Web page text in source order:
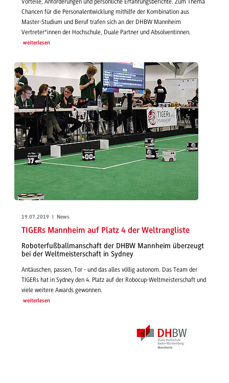
Chancen für die Personalentwicklung mithilfe der Kombination aus
Master-Studium und Beruf trafen sich an der DHBW Mannheim
Vertreter*innen der Hochschule, Duale Partner und Absolventinnen.
weiterlesen
19.07.2019 | News
TIGERs Mannheim auf Platz 4 der Weltrangliste
Roboterfußballmanschaft der DHBW Mannheim überzeugt
bei der Weltmeisterschaft in Sydney
Antäuschen, passen, Tor - und das alles völlig autonom. Das Team der
TIGERs hat in Sydney den 4. Platz auf der Robocup-Weltmeisterschaft und
viele weitere Awards gewonnen.
weiterlesen